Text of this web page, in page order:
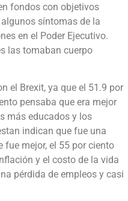
fondos con objetivos
síntomas de la
en el Poder Ejecutivo.
las tomaban cuerpo
el Brexit, ya que el 51.9 por
pensaba que era mejor
más educados y los
indican que fue una
fue mejor, el 55 por ciento
y el costo de la vida
pérdida de empleos y casi